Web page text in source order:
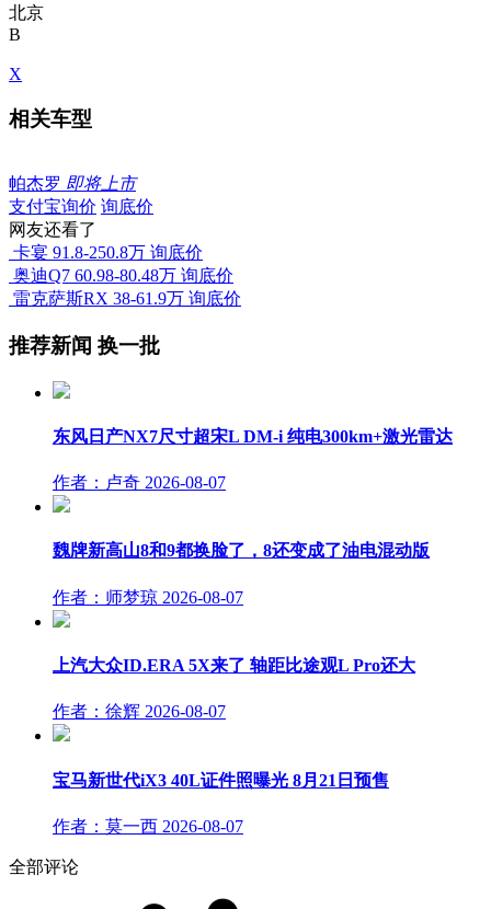
北京
B
X
相关车型
帕杰罗 即将上市
支付宝询价 询底价
网友还看了
卡宴 91.8-250.8万 询底价
奥迪Q7 60.98-80.48万 询底价
雷克萨斯RX 38-61.9万 询底价
推荐新闻 换一批
东风日产NX7尺寸超宋L DM-i 纯电300km+激光雷达
作者：卢奇 2026-08-07
魏牌新高山8和9都换脸了，8还变成了油电混动版
作者：师梦琼 2026-08-07
上汽大众ID.ERA 5X来了 轴距比途观L Pro还大
作者：徐辉 2026-08-07
宝马新世代iX3 40L证件照曝光 8月21日预售
作者：莫一西 2026-08-07
全部评论